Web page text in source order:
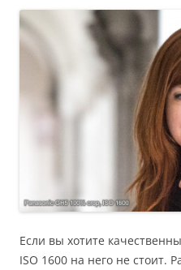
Если вы хотите
ISO 1600 на него не стоит.